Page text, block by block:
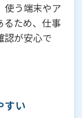
使う端末やア
るため、仕事
認が安心で
すい